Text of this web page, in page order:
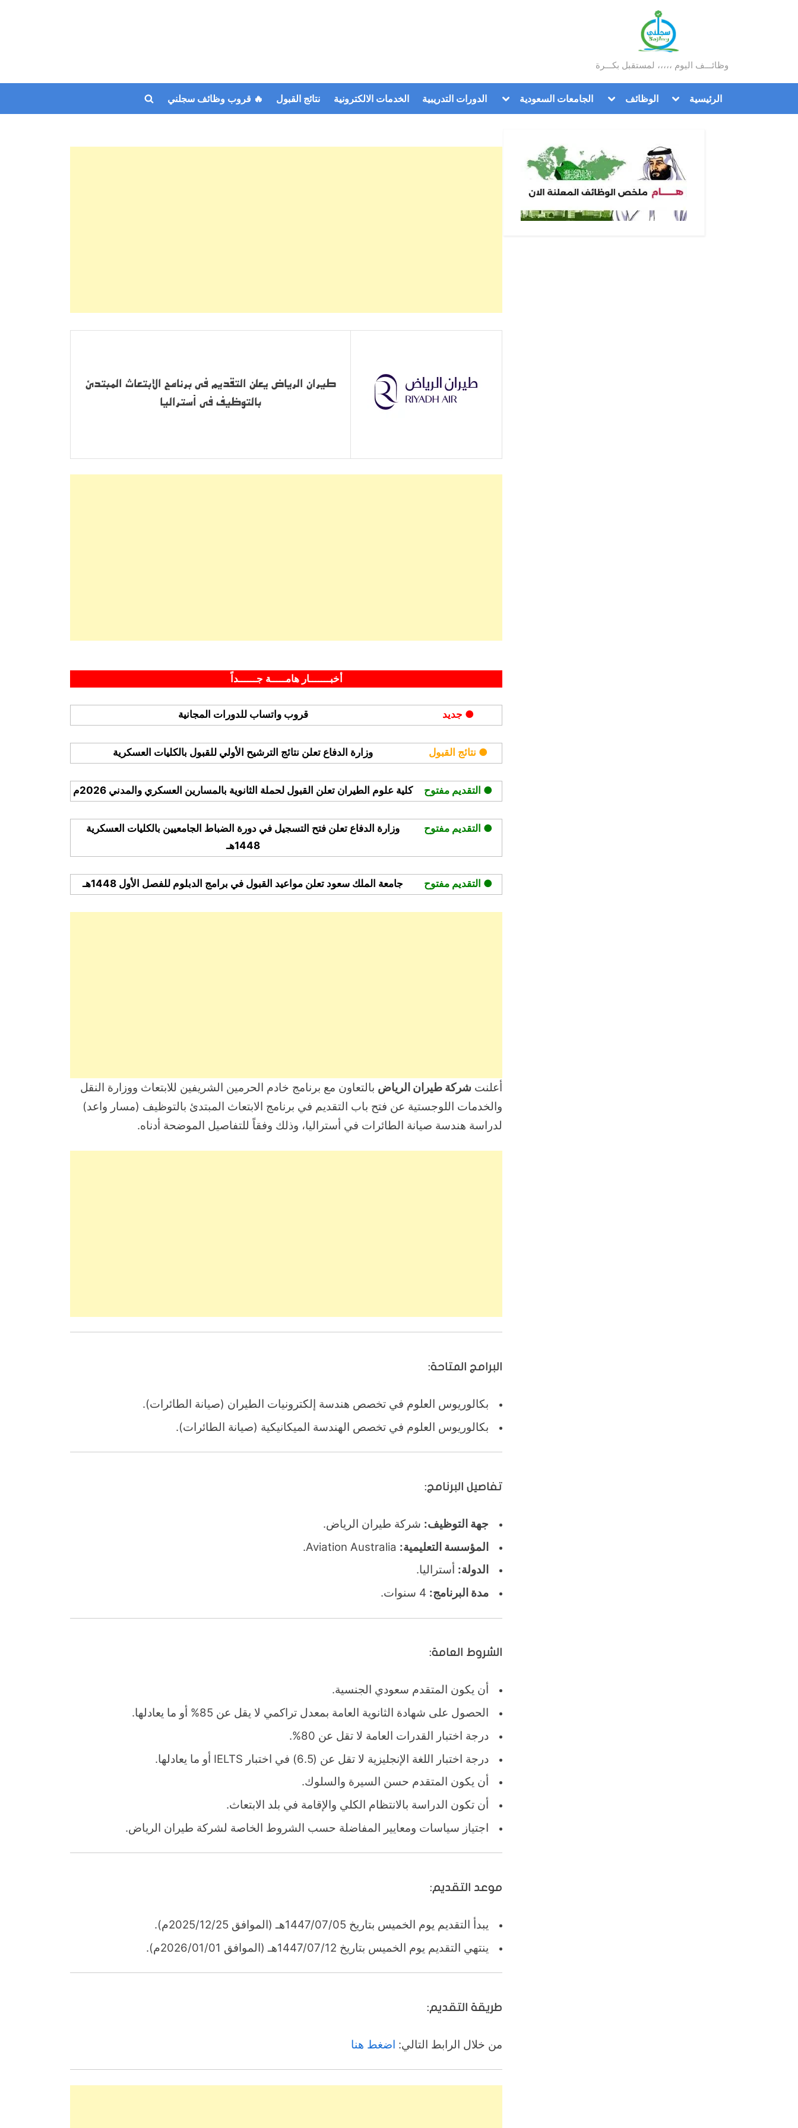
سجلني
وظائـــف اليوم ،،،،، لمستقبل بكـــرة
الرئيسية
Toggle
menu
الوظائف
Toggle
menu
الجامعات السعودية
Toggle
menu
الدورات التدريبية الخدمات الالكترونية نتائج القبول 🔥 قروب وظائف سجلني
Toggle
طيران الرياض يعلن التقديم في برنامج الابتعاث المبتدئ
بالتوظيف في أستراليا
الرياض
يعلن
الابتعاث
المبتدئ
بالتوظيف
أخبـــــــار هامـــــة جــــــداً
● جديد قروب واتساب للدورات المجانية
● نتائج القبول وزارة الدفاع تعلن نتائج الترشيح الأولي للقبول بالكليات العسكرية
● التقديم مفتوح كلية علوم الطيران تعلن القبول لحملة الثانوية بالمسارين العسكري والمدني 2026م
● التقديم مفتوح
وزارة الدفاع تعلن فتح التسجيل في دورة الضباط الجامعيين بالكليات العسكرية
1448هـ
● التقديم مفتوح جامعة الملك سعود تعلن مواعيد القبول في برامج الدبلوم للفصل الأول 1448هـ
أعلنت شركة طيران الرياض بالتعاون مع برنامج خادم الحرمين الشريفين للابتعاث ووزارة النقل
والخدمات اللوجستية عن فتح باب التقديم في برنامج الابتعاث المبتدئ بالتوظيف (مسار واعد)
لدراسة هندسة صيانة الطائرات في أستراليا، وذلك وفقاً للتفاصيل الموضحة أدناه.
البرامج المتاحة:
بكالوريوس العلوم في تخصص هندسة إلكترونيات الطيران (صيانة الطائرات).
بكالوريوس العلوم في تخصص الهندسة الميكانيكية (صيانة الطائرات).
تفاصيل البرنامج:
جهة التوظيف: شركة طيران الرياض.
المؤسسة التعليمية:
الدولة: أستراليا.
مدة البرنامج:
الشروط العامة:
أن يكون المتقدم سعودي الجنسية.
الحصول على شهادة الثانوية العامة بمعدل تراكمي لا يقل عن 85% أو ما يعادلها.
درجة اختبار القدرات العامة لا تقل عن 80%.
درجة اختبار اللغة الإنجليزية لا تقل عن (6.5) في اختبار IELTS أو ما يعادلها.
أن يكون المتقدم حسن السيرة والسلوك.
أن تكون الدراسة بالانتظام الكلي والإقامة في بلد الابتعاث.
اجتياز سياسات ومعايير المفاضلة حسب الشروط الخاصة لشركة طيران الرياض.
موعد التقديم:
يبدأ التقديم يوم الخميس بتاريخ 1447/07/05هـ (الموافق 2025/12/25م).
ينتهي التقديم يوم الخميس بتاريخ 1447/07/12هـ (الموافق 2026/01/01م).
طريقة التقديم:
من خلال الرابط التالي: اضغط هنا